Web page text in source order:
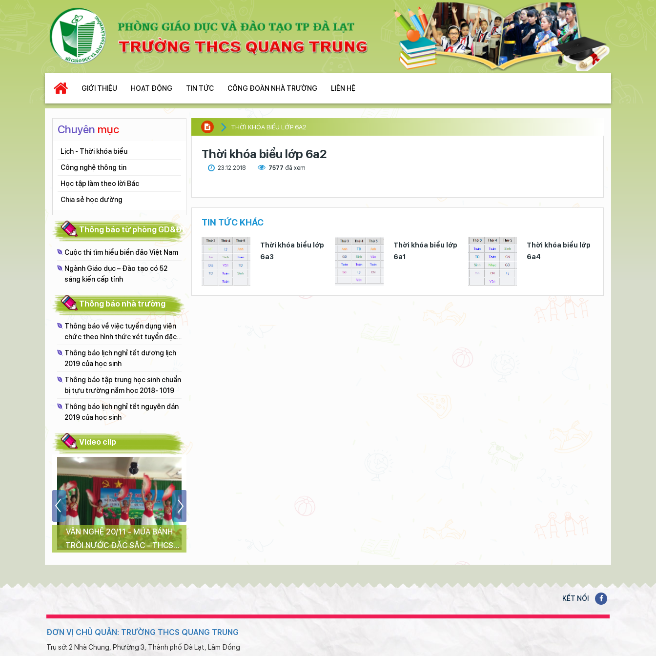
GIỚI THIỆU HOẠT ĐỘNG TIN TỨC CÔNG ĐOÀN NHÀ TRƯỜNG LIÊN HỆ
Chuyên mục
Lịch - Thời khóa biểu
Công nghệ thông tin
Học tập làm theo lời Bác
Chia sẻ học đường
Thông báo từ phòng GD&ĐT
Cuộc thi tìm hiểu biển đảo Việt Nam
Ngành Giáo dục – Đào tạo có 52
sáng kiến cấp tỉnh
Thông báo nhà trường
Thông báo về việc tuyển dụng viên
chức theo hình thức xét tuyển đặc
Thông báo lịch nghỉ tết dương lịch
2019 của học sinh
Thông báo tập trung học sinh chuẩn
bị tựu trường năm học 2018- 1019
Thông báo lịch nghỉ tết nguyên đán
2019 của học sinh
Video clip
VĂN NGHỆ 20/11 - MÚA BÁNH
TRÔI NƯỚC ĐẶC SẮC - THCS
VĂN NGHỆ 20/11 - MÚA BÁNH
THỜI KHÓA BIỂU LỚP 6A2
Thời khóa biểu lớp 6a2
23.12.2018 7577 đã xem
TIN TỨC KHÁC
Thời khóa biểu lớp
6a4
Thời khóa biểu lớp
6a3
Thời khóa biểu lớp
6a1
Thời khóa biểu lớp
6a4
KẾT NỐI
ĐƠN VỊ CHỦ QUẢN: TRƯỜNG THCS QUANG TRUNG
Trụ sở: 2 Nhà Chung, Phường 3, Thành phố Đà Lạt, Lâm Đồng